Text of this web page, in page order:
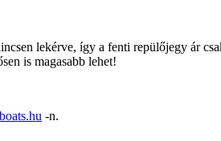
lekérve, így a fenti repülőjegy ár
is magasabb lehet!
-n.